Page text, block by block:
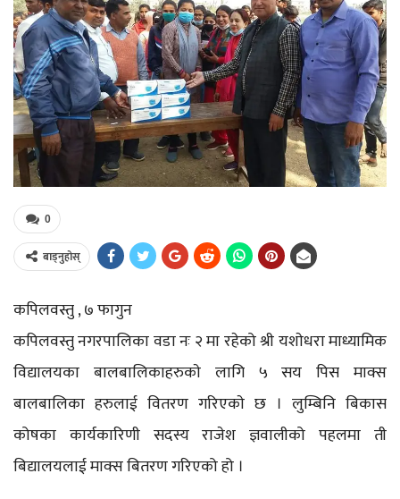
0
बाड्नुहोस्
कपिलवस्तु , ७ फागुन
कपिलवस्तु नगरपालिका वडा नः २ मा रहेको श्री यशाेधरा माध्यामिक
विद्यालयका बालबालिकाहरुकाे लागि ५ सय पिस माक्स
बालबालिका हरुलाई वितरण गरिएकाे छ । लुम्बिनि बिकास
कोषका कार्यकारिणी सदस्य राजेश ज्ञवालीको पहलमा ती
बिद्यालयलाई माक्स बितरण गरिएको हो ।